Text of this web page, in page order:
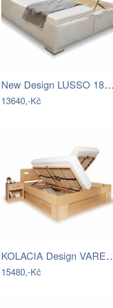
New Design LUSSO 180x200
13640,-Kč
KOLACIA
15480,-Kč